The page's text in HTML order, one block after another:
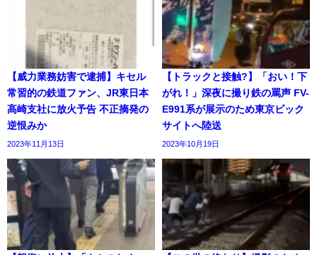
【威力業務妨害で逮捕】キセル
常習的の鉄道ファン、JR東日本
高崎支社に放火予告 不正摘発の
逆恨みか
2023年11月13日
【トラックと接触?】「おい！下
がれ！」深夜に撮り鉄の罵声 FV-
E991系が展示のため東京ビック
サイトへ陸送
2023年10月19日